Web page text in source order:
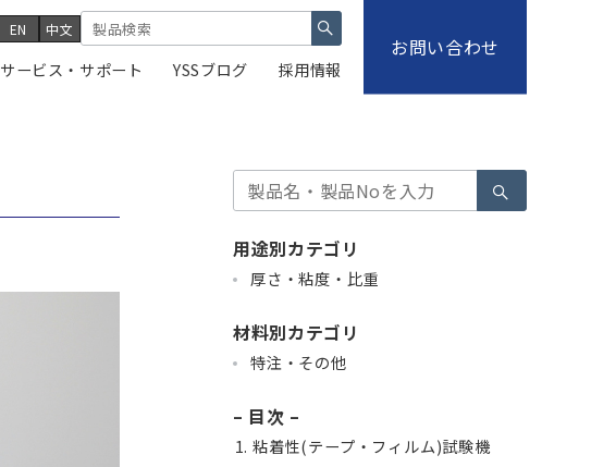
EN 中文
サービス・サポート YSSブログ 採用情報
お問い合わせ
検
索
用途別カテゴリ
厚さ・粘度・比重
材料別カテゴリ
特注・その他
– 目次 –
粘着性(テープ・フィルム)試験機